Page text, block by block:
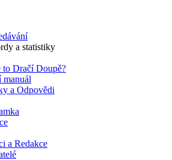
a statistiky
to Dračí Doupě?
manuál
a Odpovědi
a Redakce